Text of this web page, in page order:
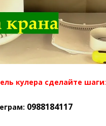
кулера сделайте шаги:
0988184117